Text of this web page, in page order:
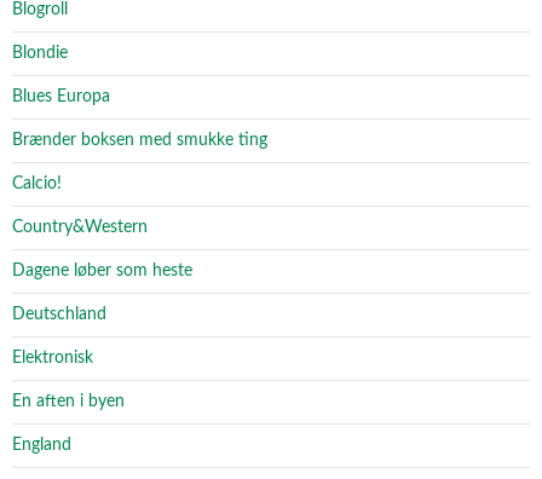
Blogroll
Blondie
Blues Europa
Brænder boksen med smukke ting
Calcio!
Country&Western
Dagene løber som heste
Deutschland
Elektronisk
En aften i byen
England